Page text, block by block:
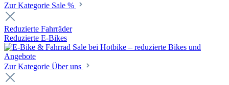
Zur Kategorie Sale %
Reduzierte Fahrräder
Reduzierte E-Bikes
Zur Kategorie Über uns